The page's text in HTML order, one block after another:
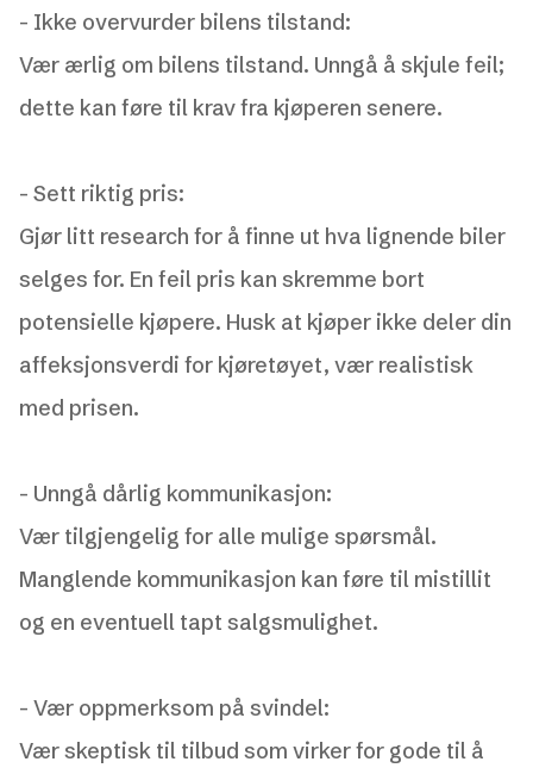
- Ikke overvurder bilens tilstand:
Vær ærlig om bilens tilstand. Unngå å skjule feil;
dette kan føre til krav fra kjøperen senere.
- Sett riktig pris:
Gjør litt research for å finne ut hva lignende biler
selges for. En feil pris kan skremme bort
potensielle kjøpere. Husk at kjøper ikke deler din
affeksjonsverdi for kjøretøyet, vær realistisk
med prisen.
- Unngå dårlig kommunikasjon:
Vær tilgjengelig for alle mulige spørsmål.
Manglende kommunikasjon kan føre til mistillit
og en eventuell tapt salgsmulighet.
- Vær oppmerksom på svindel:
Vær skeptisk til tilbud som virker for gode til å